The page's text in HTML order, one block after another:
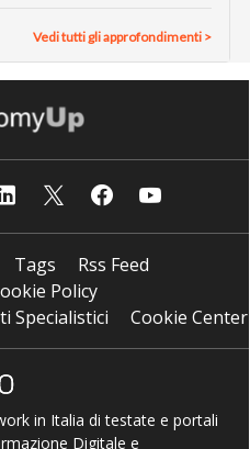
Vedi tutti gli approfondimenti >
Tags
Rss Feed
Policy
Specialistici
Cookie Center
in Italia di testate e portali
Digitale e